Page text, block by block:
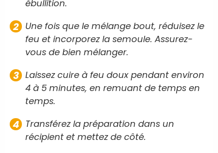
ébullition.
Une fois que le mélange bout, réduisez le
feu et incorporez la semoule. Assurez-
vous de bien mélanger.
Laissez cuire à feu doux pendant environ
4 à 5 minutes, en remuant de temps en
temps.
Transférez la préparation dans un
récipient et mettez de côté.